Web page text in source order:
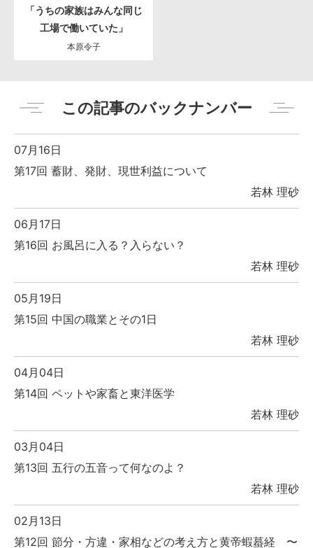
「うちの家族はみんな同じ
工場で働いていた」
本原令子
この記事のバックナンバー
07月16日
第17回 蓄財、発財、現世利益について
若林 理砂
06月17日
第16回 お風呂に入る？入らない？
若林 理砂
05月19日
第15回 中国の職業とその1日
若林 理砂
04月04日
第14回 ペットや家畜と東洋医学
若林 理砂
03月04日
第13回 五行の五音って何なのよ？
若林 理砂
02月13日
第12回 節分・方違・家相などの考え方と黄帝蝦蟇経 〜